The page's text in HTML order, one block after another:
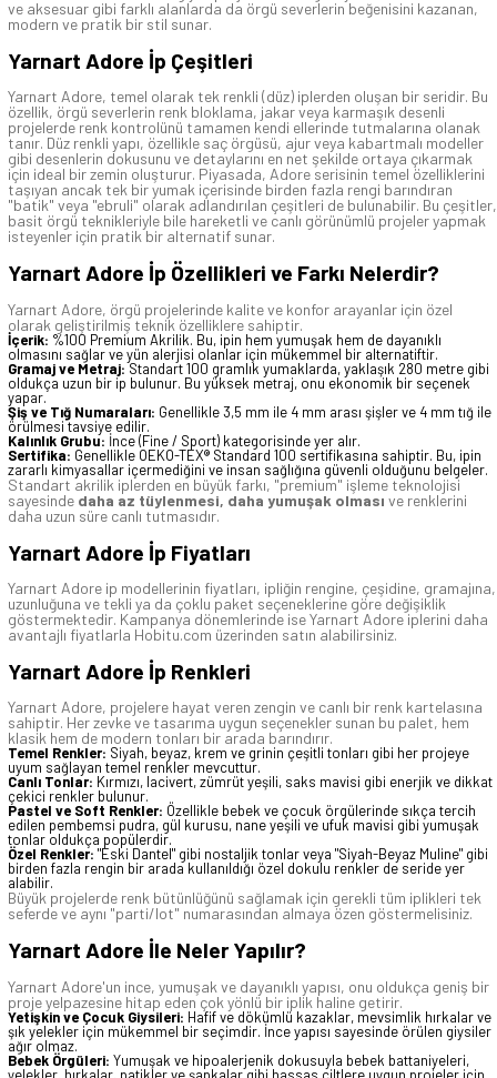
ve aksesuar gibi farklı alanlarda da örgü severlerin beğenisini kazanan,
modern ve pratik bir stil sunar.
Yarnart Adore İp Çeşitleri
Yarnart Adore, temel olarak tek renkli (düz) iplerden oluşan bir seridir. Bu
özellik, örgü severlerin renk bloklama, jakar veya karmaşık desenli
projelerde renk kontrolünü tamamen kendi ellerinde tutmalarına olanak
tanır. Düz renkli yapı, özellikle saç örgüsü, ajur veya kabartmalı modeller
gibi desenlerin dokusunu ve detaylarını en net şekilde ortaya çıkarmak
için ideal bir zemin oluşturur. Piyasada, Adore serisinin temel özelliklerini
taşıyan ancak tek bir yumak içerisinde birden fazla rengi barındıran
"batik" veya "ebruli" olarak adlandırılan çeşitleri de bulunabilir. Bu çeşitler,
basit örgü teknikleriyle bile hareketli ve canlı görünümlü projeler yapmak
isteyenler için pratik bir alternatif sunar.
Yarnart Adore İp Özellikleri ve Farkı Nelerdir?
Yarnart Adore, örgü projelerinde kalite ve konfor arayanlar için özel
olarak geliştirilmiş teknik özelliklere sahiptir.
İçerik: %100 Premium Akrilik. Bu, ipin hem yumuşak hem de dayanıklı
olmasını sağlar ve yün alerjisi olanlar için mükemmel bir alternatiftir.
Gramaj ve Metraj:Standart 100 gramlık yumaklarda, yaklaşık 280 metre gibi
oldukça uzun bir ip bulunur. Bu yüksek metraj, onu ekonomik bir seçenek
yapar.
Şiş ve Tığ Numaraları: Genellikle 3,5 mm ile 4 mm arası şişler ve 4 mm tığ ile
örülmesi tavsiye edilir.
Kalınlık Grubu: İnce (Fine / Sport) kategorisinde yer alır.
Sertifika: Genellikle OEKO-TEX® Standard 100 sertifikasına sahiptir. Bu, ipin
zararlı kimyasallar içermediğini ve insan sağlığına güvenli olduğunu belgeler.
Standart akrilik iplerden en büyük farkı, "premium" işleme teknolojisi
sayesinde daha az tüylenmesi, daha yumuşak olması ve renklerini
daha uzun süre canlı tutmasıdır.
Yarnart Adore İp Fiyatları
Yarnart Adore ip modellerinin fiyatları, ipliğin rengine, çeşidine, gramajına,
uzunluğuna ve tekli ya da çoklu paket seçeneklerine göre değişiklik
göstermektedir. Kampanya dönemlerinde iseYarnart Adoreiplerini daha
avantajlı fiyatlarla Hobitu.com üzerinden satın alabilirsiniz.
Yarnart Adore İp Renkleri
Yarnart Adore, projelere hayat veren zengin ve canlı bir renk kartelasına
sahiptir. Her zevke ve tasarıma uygun seçenekler sunan bu palet, hem
klasik hem de modern tonları bir arada barındırır.
Temel Renkler: Siyah, beyaz, krem ve grinin çeşitli tonları gibi her projeye
uyum sağlayan temel renkler mevcuttur.
Canlı Tonlar: Kırmızı, lacivert, zümrüt yeşili, saks mavisi gibi enerjik ve dikkat
çekici renkler bulunur.
Pastel ve Soft Renkler: Özellikle bebek ve çocuk örgülerinde sıkça tercih
edilen pembemsi pudra, gül kurusu, nane yeşili ve ufuk mavisi gibi yumuşak
tonlar oldukça popülerdir.
Özel Renkler: "Eski Dantel" gibi nostaljik tonlar veya "Siyah-Beyaz Muline" gibi
birden fazla rengin bir arada kullanıldığı özel dokulu renkler de seride yer
alabilir.
Büyük projelerde renk bütünlüğünü sağlamak için gerekli tüm iplikleri tek
seferde ve aynı "parti/lot" numarasından almaya özen göstermelisiniz.
Yarnart Adore İle Neler Yapılır?
Yarnart Adore'un ince, yumuşak ve dayanıklı yapısı, onu oldukça geniş bir
proje yelpazesine hitap eden çok yönlü bir iplik haline getirir.
Yetişkin ve Çocuk Giysileri: Hafif ve dökümlü kazaklar, mevsimlik hırkalar ve
şık yelekler için mükemmel bir seçimdir. İnce yapısı sayesinde örülen giysiler
ağır olmaz.
Bebek Örgüleri: Yumuşak ve hipoalerjenik dokusuyla bebek battaniyeleri,
yelekler, hırkalar, patikler ve şapkalar gibi hassas ciltlere uygun projeler için